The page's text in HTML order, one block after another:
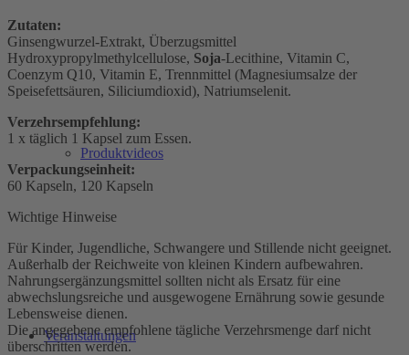
Produktvideos
Veranstaltungen
Zutaten:
Ginsengwurzel-Extrakt, Überzugsmittel
Hydroxypropylmethylcellulose, Soja-Lecithine, Vitamin C,
Coenzym Q10, Vitamin E, Trennmittel (Magnesiumsalze der
Speisefettsäuren, Siliciumdioxid), Natriumselenit.
Verzehrsempfehlung:
1 x täglich 1 Kapsel zum Essen.
Verpackungseinheit:
60 Kapseln, 120 Kapseln
Wichtige Hinweise
Für Kinder, Jugendliche, Schwangere und Stillende nicht geeignet.
Außerhalb der Reichweite von kleinen Kindern aufbewahren.
Nahrungsergänzungsmittel sollten nicht als Ersatz für eine
abwechslungsreiche und ausgewogene Ernährung sowie gesunde
Lebensweise dienen.
Die angegebene empfohlene tägliche Verzehrsmenge darf nicht
überschritten werden.